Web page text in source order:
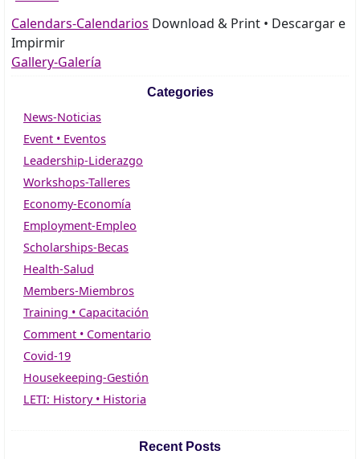
Calendars-Calendarios Download & Print • Descargar e
Impirmir
Gallery-Galería
Categories
News-Noticias
Event • Eventos
Leadership-Liderazgo
Workshops-Talleres
Economy-Economía
Employment-Empleo
Scholarships-Becas
Health-Salud
Members-Miembros
Training • Capacitación
Comment • Comentario
Covid-19
Housekeeping-Gestión
LETI: History • Historia
Recent Posts